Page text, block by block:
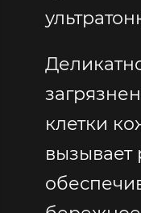
клетки
вызывает